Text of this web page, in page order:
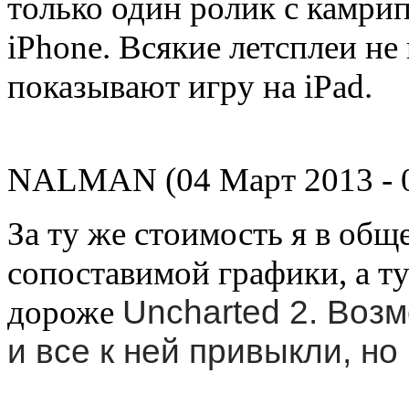
только один ролик с
iPhone. Всякие летсплеи
показывают игру на iPad.
NALMAN (04 Март 2013 -
За ту же стоимость я в
сопоставимой графики, а
дороже Uncharted 2.
и все к ней привыкли,